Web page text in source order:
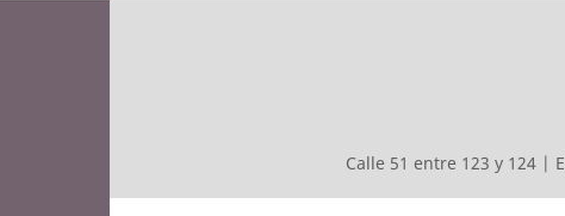
Calle 51 entre 123 y 124 |